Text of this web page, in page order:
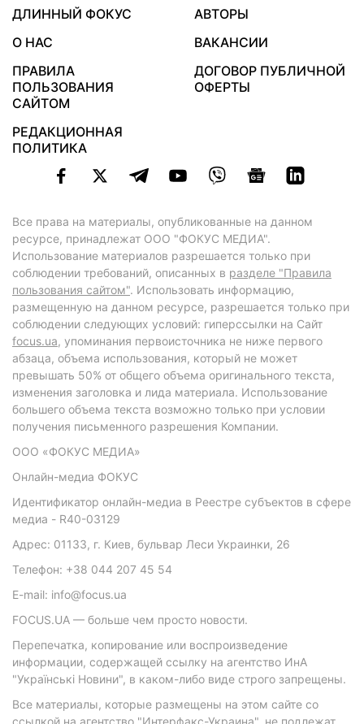
ДЛИННЫЙ ФОКУС
АВТОРЫ
О НАС
ВАКАНСИИ
ПРАВИЛА
ПОЛЬЗОВАНИЯ
САЙТОМ
ДОГОВОР ПУБЛИЧНОЙ
ОФЕРТЫ
РЕДАКЦИОННАЯ
ПОЛИТИКА
Все права на материалы, опубликованные на данном
ресурсе, принадлежат ООО "ФОКУС МЕДИА".
Использование материалов разрешается только при
соблюдении требований, описанных в разделе "Правила
пользования сайтом". Использовать информацию,
размещенную на данном ресурсе, разрешается только при
соблюдении следующих условий: гиперссылки на Сайт
focus.ua, упоминания первоисточника не ниже первого
абзаца, объема использования, который не может
превышать 50% от общего объема оригинального текста,
изменения заголовка и лида материала. Использование
большего объема текста возможно только при условии
получения письменного разрешения Компании.
ООО «ФОКУС МЕДИА»
Онлайн-медиа ФОКУС
Идентификатор онлайн-медиа в Реестре субъектов в сфере
медиа - R40-03129
Адрес: 01133, г. Киев, бульвар Леси Украинки, 26
Телефон: +38 044 207 45 54
E-mail: info@focus.ua
FOCUS.UA — больше чем просто новости.
Перепечатка, копирование или воспроизведение
информации, содержащей ссылку на агентство ИнА
"Українські Новини", в каком-либо виде строго запрещены.
Все материалы, которые размещены на этом сайте со
ссылкой на агентство "Интерфакс-Украина", не подлежат